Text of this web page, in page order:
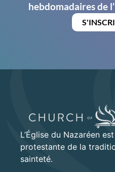
hebdomadaires de
L’Église du Nazaréen
protestante de la
sainteté.